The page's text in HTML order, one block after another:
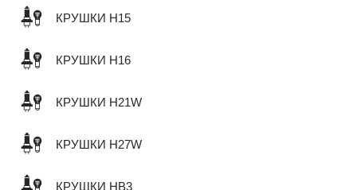
КРУШКИ H15
КРУШКИ H16
КРУШКИ H21W
КРУШКИ H27W
КРУШКИ HB3